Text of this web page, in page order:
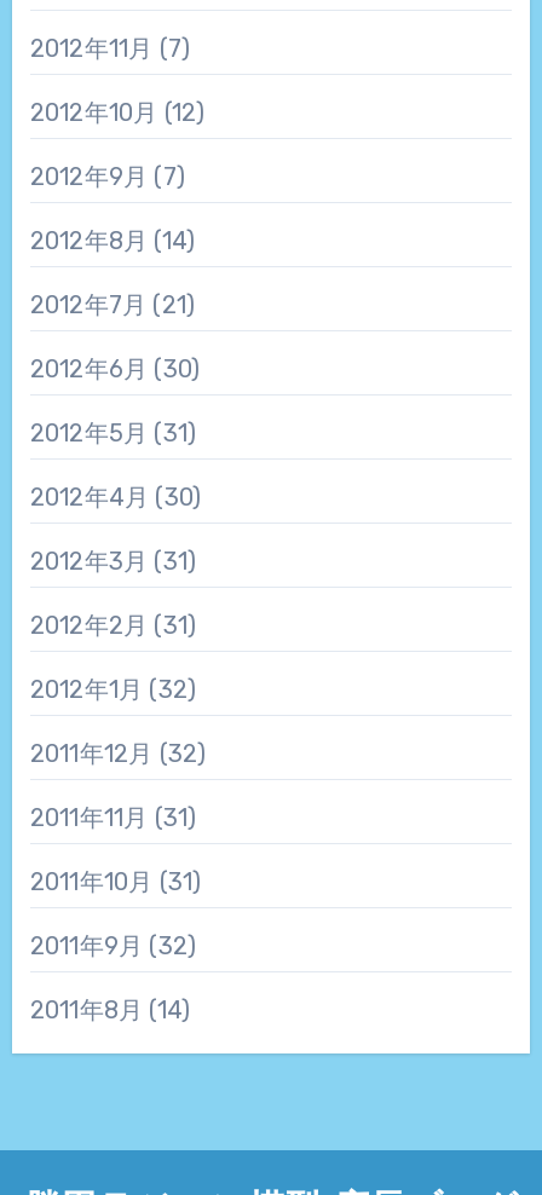
2012年11月 (7)
2012年10月 (12)
2012年9月 (7)
2012年8月 (14)
2012年7月 (21)
2012年6月 (30)
2012年5月 (31)
2012年4月 (30)
2012年3月 (31)
2012年2月 (31)
2012年1月 (32)
2011年12月 (32)
2011年11月 (31)
2011年10月 (31)
2011年9月 (32)
2011年8月 (14)